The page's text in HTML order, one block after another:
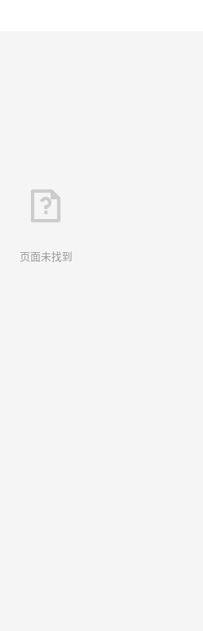
页面未找到